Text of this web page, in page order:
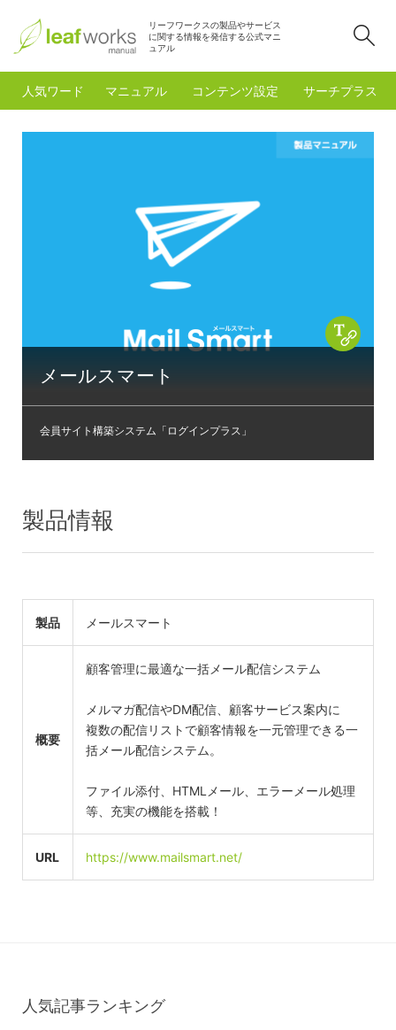
リーフワークスの製品やサービス
に関する情報を発信する公式マニ
ュアル
人気ワード マニュアル コンテンツ設定 サーチプラスfor
メールスマート
会員サイト構築システム「ログインプラス」
製品情報
製品 メールスマート
概要
顧客管理に最適な一括メール配信システム
メルマガ配信やDM配信、顧客サービス案内に
複数の配信リストで顧客情報を一元管理できる一
括メール配信システム。
ファイル添付、HTMLメール、エラーメール処理
等、充実の機能を搭載！
URL https://www.mailsmart.net/
人気記事ランキング